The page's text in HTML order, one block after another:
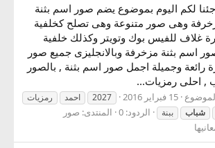
لكم اليوم بموضوع يضم صور اسم بثنة
وهى صور متنوعة وهى تصلح كخلفية
غلاف للفيس بوك وتويتر وكذلك خلفية
اسم بثنة مزخرفة وبالانجليزى جميع صور
رائعة وجميلة اجمل صور اسم بثنة , بالصور
, احلى رمزيات...
15 فبراير 2016 2027 احمد
رمزيات
شباب ببنة الردود: 0 المنتدى: صور